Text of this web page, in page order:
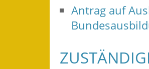
Antrag auf